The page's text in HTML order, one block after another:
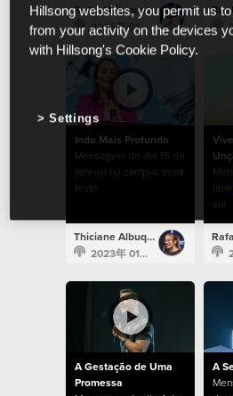
Rafael Bitencourt
2023年 01月 22日
Indo Mais Profundo
Mensagem do dia 15 de
janeiro no campus zona
leste
Thiciane Albuquerque
2023年 01月 15日
sul
A Gestação de Uma
Promessa
A
Hillsong websites, you permit us
from your activity on the devices
with Hillsong's Cookie Policy.
Settings